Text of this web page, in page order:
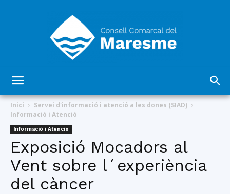
Inici
Servei d'informació i atenció a les dones (SIAD)
Informació i Atenció
Informació i Atenció
Exposició Mocadors al
Vent sobre l´experiència
del càncer